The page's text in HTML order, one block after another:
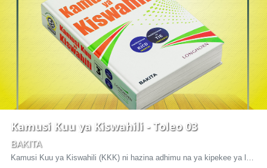
Kamusi Kuu ya Kiswahili - Toleo 03
BAKITA